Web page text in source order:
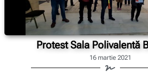
Protest Sala Polivalentă
16 martie 2021